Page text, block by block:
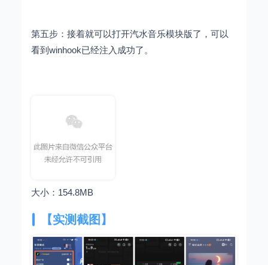
第五步：接着就可以打开汽水音乐模块版了，可以
看到winhook已经注入成功了。
大小：154.8MB
【实测截图】